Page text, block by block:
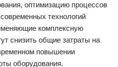
оптимизацию процессов
технологий
комплексную
снизить общие затраты на
повышении
оборудования.